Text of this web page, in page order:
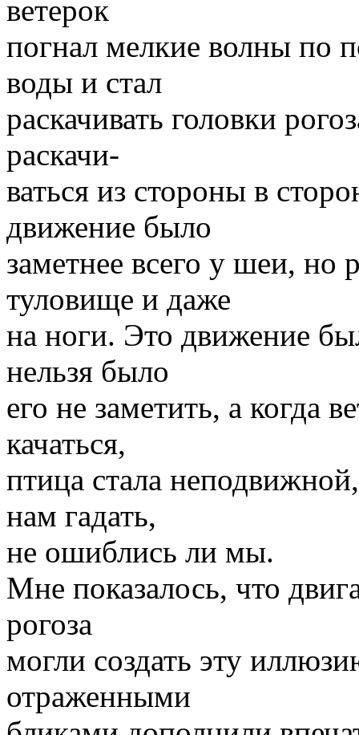
ветерок
погнал мелкие волны по
воды и стал
раскачивать головки
раскачи-
ваться из стороны в
движение было
заметнее всего у шеи, но
туловище и даже
на ноги. Это движение
нельзя было
его не заметить, а когда
качаться,
птица стала
нам гадать,
не ошиблись ли мы.
Мне показалось, что
рогоза
могли создать эту
отраженными